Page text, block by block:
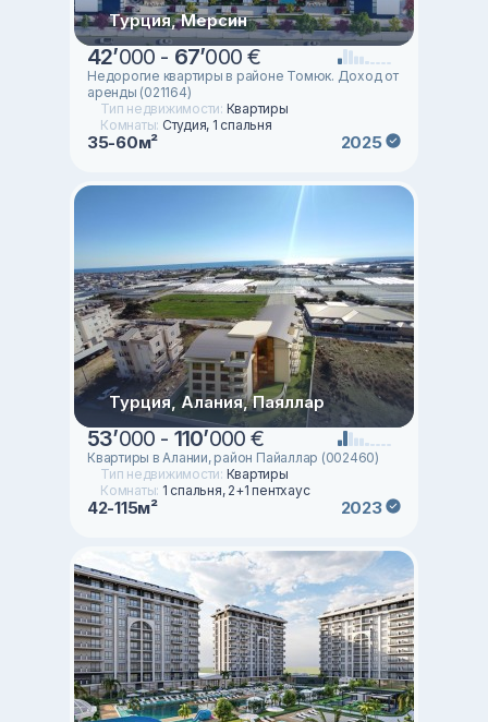
Турция, Мерсин
42’000 - 67’000 €
Недорогие квартиры в районе Томюк. Доход от
аренды (021164)
Тип недвижимости: Квартиры
Комнаты: Студия, 1 спальня
35-60м² 2025
Турция, Алания, Паяллар
53’000 - 110’000 €
Квартиры в Алании, район Пайаллар (002460)
Тип недвижимости: Квартиры
Комнаты: 1 спальня, 2+1 пентхаус
42-115м² 2023